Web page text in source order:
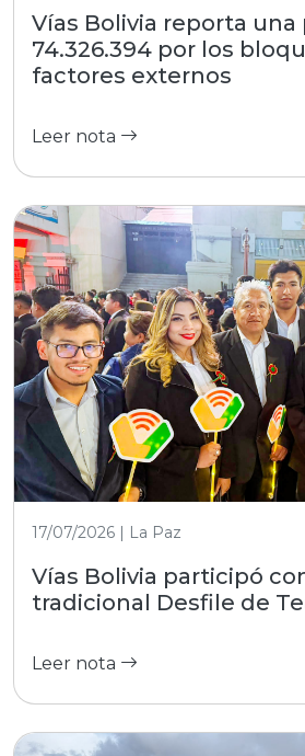
Vías Bolivia reporta una
74.326.394 por los
factores externos
Leer nota
17/07/2026 | La Paz
Vías Bolivia participó
tradicional Desfile de
Leer nota